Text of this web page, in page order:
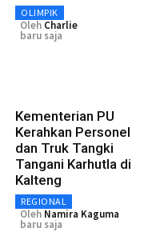
OLIMPIK
Oleh Charlie
baru saja
Kementerian PU
Kerahkan Personel
dan Truk Tangki
Tangani Karhutla di
Kalteng
REGIONAL
Oleh Namira Kaguma
baru saja